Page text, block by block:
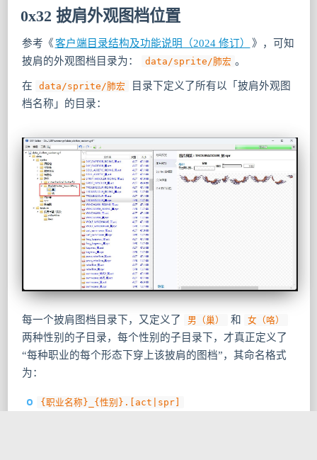
0x32 披肩外观图档位置
参考《客户端目录结构及功能说明（2024 修订）
》，可知
披肩的外观图档目录为：
data/sprite/肺宏 。
在 data/sprite/肺宏
目录下定义了所有以「披肩外观图
档名称」的目录：
每一个披肩图档目录下，又定义了 男（巢） 和 女（咯）
两种性别的子目录，每个性别的子目录下，才真正定义了
“每种职业的每个形态下穿上该披肩的图档”，其命名格式
为：
{职业名称}_{性别}.[act|spr]